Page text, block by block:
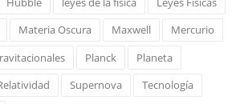
Materia Oscura Maxwell
Mercurio
Planck
Planeta
Supernova
Tecnología